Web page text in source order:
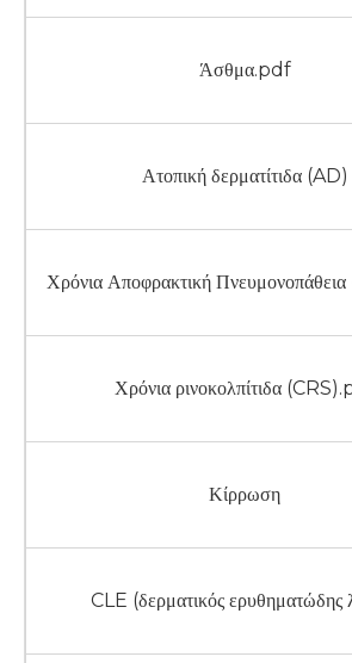
Άσθμα.pdf
Ατοπική δερματίτιδα (AD)
Χρόνια Αποφρακτική
Χρόνια ρινοκολπίτιδα
Κίρρωση
CLE (δερματικός ερυθηματώδης